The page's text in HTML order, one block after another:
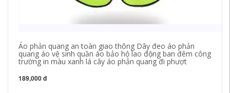
Áo phản quang an toàn giao thông Dây đeo áo phản
quang áo vệ sinh quần áo bảo hộ lao động ban đêm công
trường in màu xanh lá cây áo phản quang đi phượt
189,000 đ